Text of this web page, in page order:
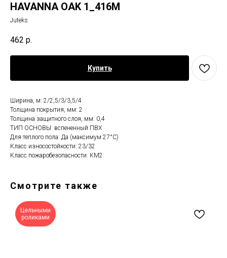
HAVANNA OAK 1_416M
Juteks
462 р.
Купить
Ширина, м: 2/2,5/3/3,5/4
Толщина покрытия, мм: 2
Толщина защитного слоя, мм: 0,4
ТИП ОСНОВЫ: вспененный ПВХ
Для теплого пола: Да (максимум 27°C)
Класс износостойкости: 23/32
Класс пожаробезопасности: КМ2
Смотрите также
Цельными
роликами